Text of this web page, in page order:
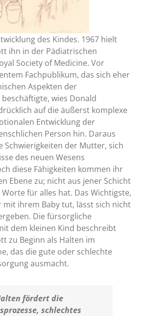
des Kindes. 1967 hielt
ihn in der Pädiatrischen
Society of Medicine. Vor
Fachpublikum, das sich eher
Aspekten der
wies Donald
auf die äußerst komplexe
Entwicklung der
Person hin. Daraus
Schwierigkeiten der Mutter, sich
des neuen Wesens
diese Fähigkeiten kommen ihr
Ebene zu; nicht aus jener Schicht
Worte für alles hat. Das Wichtigste,
mit ihrem Baby tut, lässt sich nicht
Die fürsorgliche
dem kleinen Kind beschreibt
zu Beginn als Halten im
das die gute oder schlechte
ausmacht.
fördert die
schlechtes